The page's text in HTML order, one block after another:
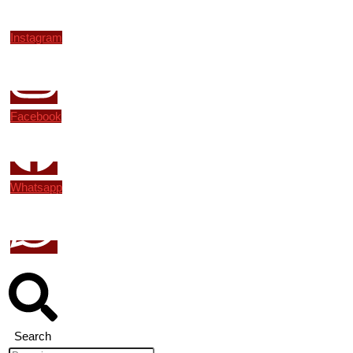
Instagram
Facebook
Whatsapp
Search